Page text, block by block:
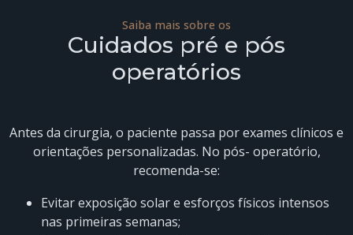
Saiba mais sobre os
Cuidados pré e pós
operatórios
Antes da cirurgia, o paciente passa por exames clínicos e
orientações personalizadas. No pós- operatório,
recomenda-se:
Evitar exposição solar e esforços físicos intensos
nas primeiras semanas;